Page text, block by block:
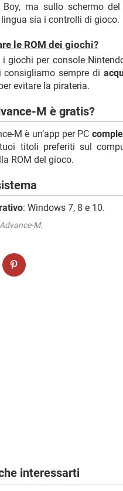
ma sullo schermo
sia i controlli di gioco.
le ROM dei giochi?
i giochi per console
consigliamo sempre di
evitare la pirateria.
M è gratis?
M è un’app per PC
titoli preferiti sul
ROM del gioco.
: Windows 7, 8 e 10.
M.
interessarti